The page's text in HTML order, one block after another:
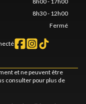
8h30 - 12h00
Fermé
et ne peuvent être
consulter pour plus de